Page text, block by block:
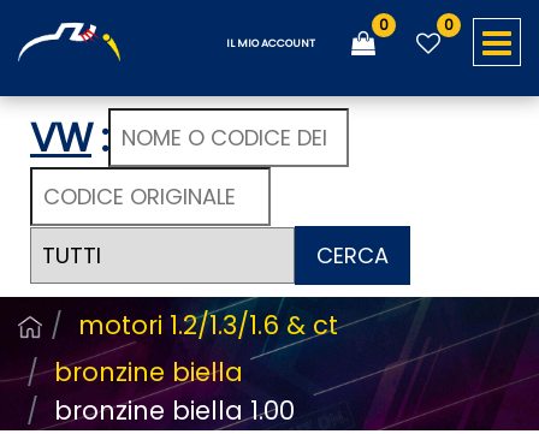
IL MIO ACCOUNT
0 0
VW:
CERCA
motori 1.2/1.3/1.6 & ct
bronzine biella
bronzine biella 1.00